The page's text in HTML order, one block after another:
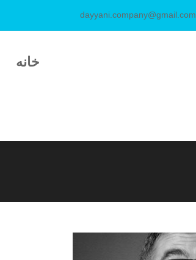
dayyani.company@gmail.com
خانه